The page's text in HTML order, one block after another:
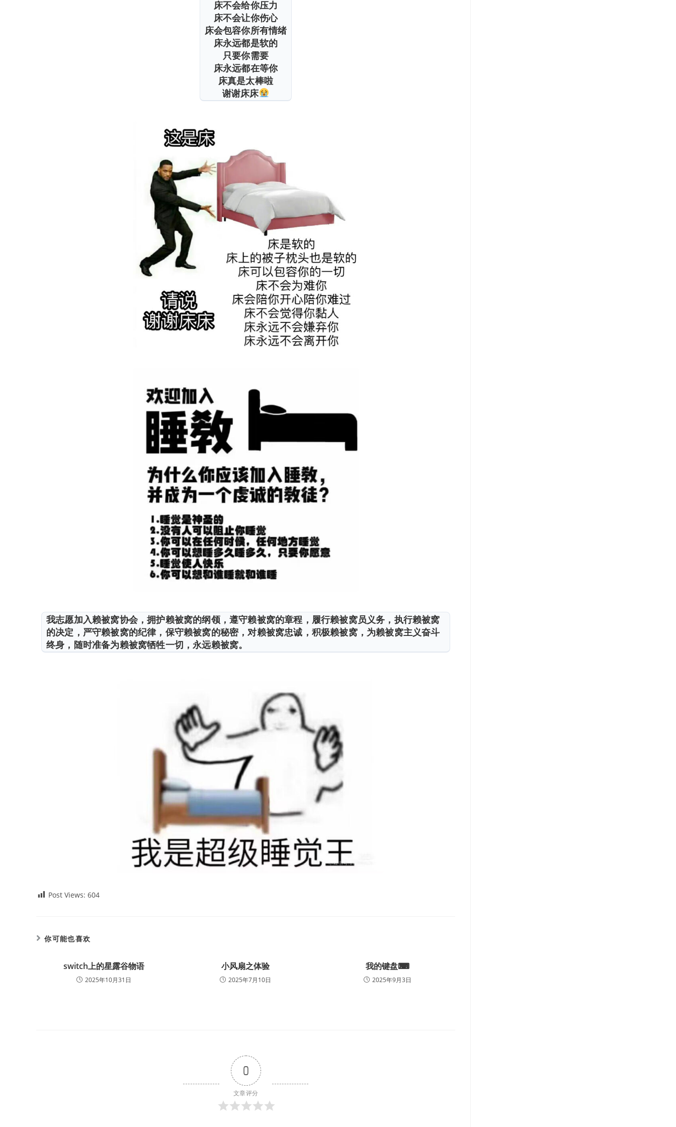
床不会给你压力
床不会让你伤心
床会包容你所有情绪
床永远都是软的
只要你需要
床永远都在等你
床真是太棒啦
谢谢床床
我志愿加入赖被窝协会，拥护赖被窝的纲领，遵守赖被窝的章程，履行赖被窝员义务，执行赖被窝
的决定，严守赖被窝的纪律，保守赖被窝的秘密，对赖被窝忠诚，积极赖被窝，为赖被窝主义奋斗
终身，随时准备为赖被窝牺牲一切，永远赖被窝。
Post Views: 604
你可能也喜欢
switch上的星露谷物语
2025年10月31日
小风扇之体验
2025年7月10日
我的键盘⌨
2025年9月3日
0
文章评分